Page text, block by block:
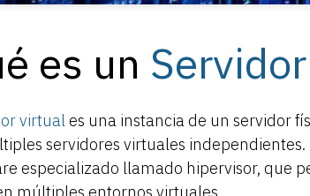
es un
virtual es una instancia de un servidor
servidores virtuales independientes.
especializado llamado hipervisor, que
múltiples entornos virtuales.